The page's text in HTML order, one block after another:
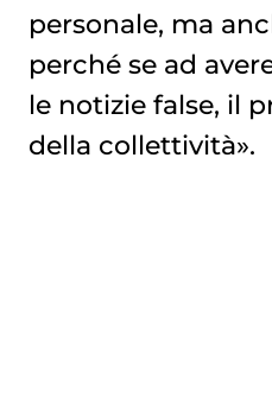
personale, ma
perché se ad
le notizie false, il
della collettività».